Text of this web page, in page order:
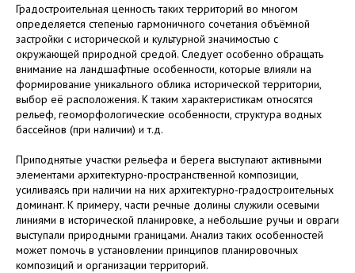
Градостроительная ценность таких территорий во многом
определяется степенью гармоничного сочетания объёмной
застройки с исторической и культурной значимостью с
окружающей природной средой. Следует особенно обращать
внимание на ландшафтные особенности, которые влияли на
формирование уникального облика исторической территории,
выбор её расположения. К таким характеристикам относятся
рельеф, геоморфологические особенности, структура водных
бассейнов (при наличии) и т.д.
Приподнятые участки рельефа и берега выступают активными
элементами архитектурно-пространственной композиции,
усиливаясь при наличии на них архитектурно-градостроительных
доминант. К примеру, части речные долины служили осевыми
линиями в исторической планировке, а небольшие ручьи и овраги
выступали природными границами. Анализ таких особенностей
может помочь в установлении принципов планировочных
композиций и организации территорий.